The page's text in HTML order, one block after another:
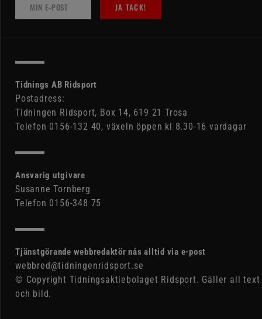
JA TACK!
Tidnings AB Ridsport
Postadress:
Tidningen Ridsport, Box 14, 619 21 Trosa
Telefon 0156-132 40, växeln öppen kl 8.30-16 vardagar
Ansvarig utgivare
Susanne Tornberg
Telefon 0156-348 75
Tjänstgörande webbredaktör nås alltid via e-post
webbred@tidningenridsport.se
© Copyright Tidningsaktiebolaget Ridsport. Gäller all text
och bild.